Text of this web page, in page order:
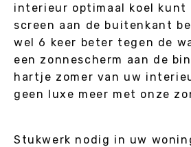
interieur optimaal koel kunt
screen aan de buitenkant
wel 6 keer beter tegen de
een zonnescherm aan de
hartje zomer van uw
geen luxe meer met onze
Stukwerk nodig in uw